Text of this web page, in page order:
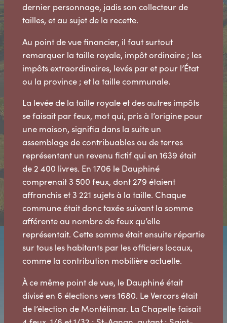
dernier personnage, jadis son collecteur de
tailles, et au sujet de la recette.
Au point de vue financier, il faut surtout
remarquer la taille royale, impôt ordinaire ; les
impôts extraordinaires, levés par et pour l’État
ou la province ; et la taille communale.
La levée de la taille royale et des autres impôts
se faisait par feux, mot qui, pris à l’origine pour
une maison, signifia dans la suite un
assemblage de contribuables ou de terres
représentant un revenu fictif qui en 1639 était
de 2 400 livres. En 1706 le Dauphiné
comprenait 3 500 feux, dont 279 étaient
affranchis et 3 221 sujets à la taille. Chaque
commune était donc taxée suivant la somme
afférente au nombre de feux qu’elle
représentait. Cette somme était ensuite répartie
sur tous les habitants par les officiers locaux,
comme la contribution mobilière actuelle.
À ce même point de vue, le Dauphiné était
divisé en 6 élections vers 1680. Le Vercors était
de l’élection de Montélimar. La Chapelle faisait